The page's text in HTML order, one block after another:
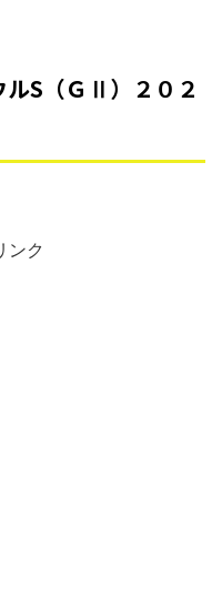
ルS（ＧⅡ）２０２
ンク